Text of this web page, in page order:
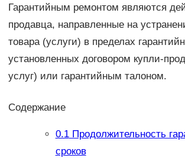
Гарантийным ремонтом являются
продавца, направленные на
товара (услуги) в пределах
установленных договором купли-
услуг) или гарантийным талоном.
Содержание
0.1Продолжительность
сроков